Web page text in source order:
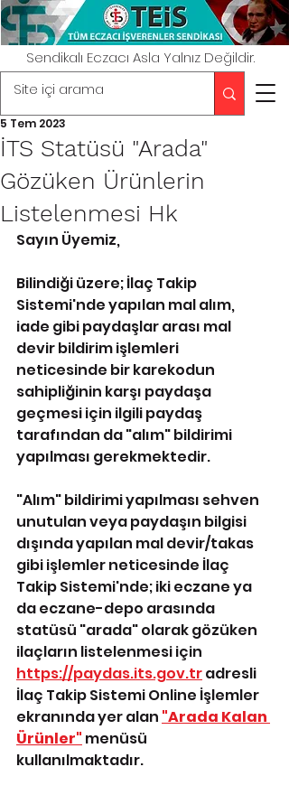
Sendikalı Eczacı Asla Yalnız Değildir.
İTS Statüsü "Arada"
Gözüken Ürünlerin
Listelenmesi Hk
5 Tem 2023
Sayın Üyemiz,
Bilindiği üzere; İlaç Takip
Sistemi'nde yapılan mal alım,
iade gibi paydaşlar arası mal
devir bildirim işlemleri
neticesinde bir karekodun
sahipliğinin karşı paydaşa
geçmesi için ilgili paydaş
tarafından da "alım" bildirimi
yapılması gerekmektedir.
"Alım" bildirimi yapılması sehven
unutulan veya paydaşın bilgisi
dışında yapılan mal devir/takas
gibi işlemler neticesinde İlaç
Takip Sistemi'nde; iki eczane ya
da eczane-depo arasında
statüsü "arada" olarak gözüken
ilaçların listelenmesi için
https://paydas.its.gov.tr adresli
İlaç Takip Sistemi Online İşlemler
ekranında yer alan "Arada Kalan
Ürünler" menüsü
kullanılmaktadır.